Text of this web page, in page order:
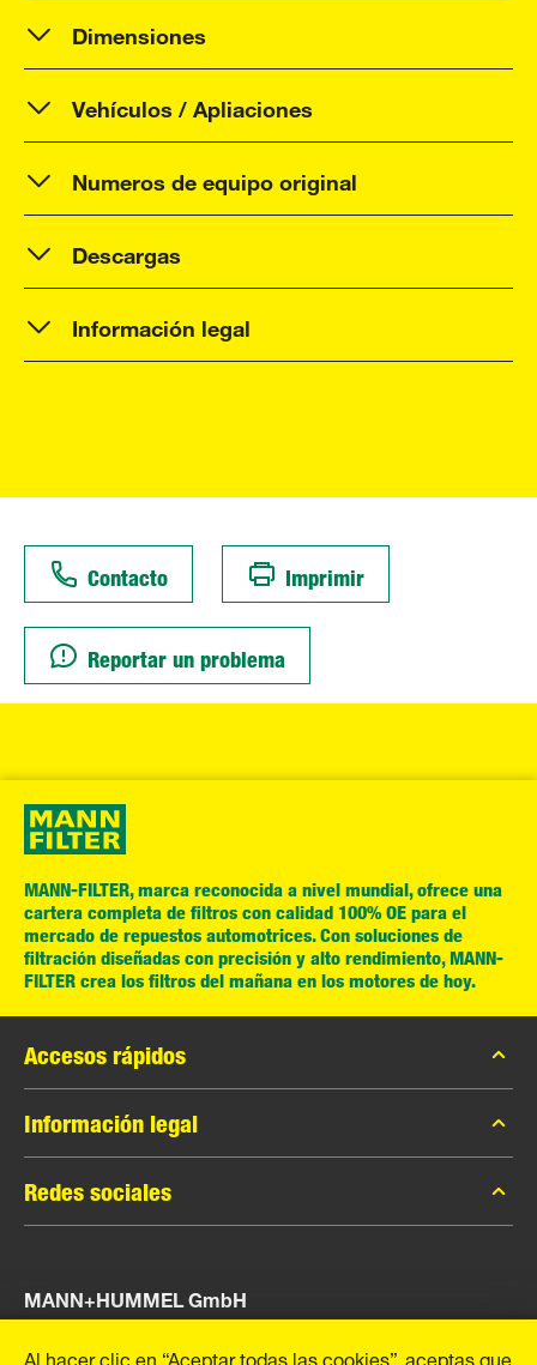
Dimensiones
Vehículos / Apliaciones
Numeros de equipo original
Descargas
Información legal
Contacto Imprimir
Reportar un problema
MANN-FILTER, marca reconocida a nivel mundial, ofrece una
cartera completa de filtros con calidad 100% OE para el
mercado de repuestos automotrices. Con soluciones de
filtración diseñadas con precisión y alto rendimiento, MANN-
FILTER crea los filtros del mañana en los motores de hoy.
Accesos rápidos
Catálogo MANN-FILTER
Contacto
Información legal
Privacidad de datos
Aviso legal
Redes sociales
Instagram
YouTube
MANN+HUMMEL GmbH
Schwieberdinger Straße 126
Al hacer clic en “Aceptar todas las cookies”, aceptas que